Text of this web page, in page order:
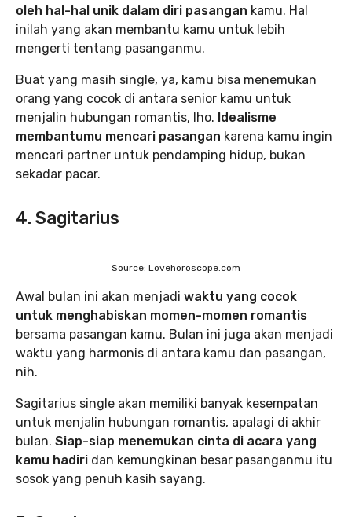
oleh hal-hal unik dalam diri pasangan kamu. Hal
inilah yang akan membantu kamu untuk lebih
mengerti tentang pasanganmu.
Buat yang masih single, ya, kamu bisa menemukan
orang yang cocok di antara senior kamu untuk
menjalin hubungan romantis, lho. Idealisme
membantumu mencari pasangan karena kamu ingin
mencari partner untuk pendamping hidup, bukan
sekadar pacar.
4. Sagitarius
Source: Lovehoroscope.com
Awal bulan ini akan menjadi waktu yang cocok
untuk menghabiskan momen-momen romantis
bersama pasangan kamu. Bulan ini juga akan menjadi
waktu yang harmonis di antara kamu dan pasangan,
nih.
Sagitarius single akan memiliki banyak kesempatan
untuk menjalin hubungan romantis, apalagi di akhir
bulan. Siap-siap menemukan cinta di acara yang
kamu hadiri dan kemungkinan besar pasanganmu itu
sosok yang penuh kasih sayang.